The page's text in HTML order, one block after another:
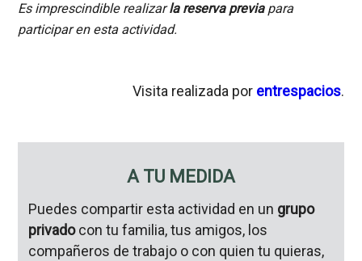
Es imprescindible realizarla reserva previapara
participar en esta actividad.
Visita realizada por entrespacios.
A TU MEDIDA
Puedes compartir esta actividad en un grupo
privadocon tu familia, tus amigos, los
compañeros de trabajo o con quien tu quieras,